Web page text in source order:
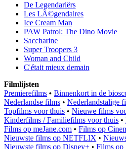
De Legendariërs
Les LÃ©gendaires
Ice Cream Man
PAW Patrol: The Dino Movie
Saccharine
Super Troopers 3
Woman and Child
C'était mieux demain
Filmlijsten
Premierefilms • Binnenkort in de
Nederlandse films • Nederlandstalige
Topfilms voor thuis • Nieuwe films
Kinderfilms / Familiefilms voor thuis •
Films op meJane.com • Films op
Nieuwste films op NETFLIX •
Nieuwste films op Disney+ • Films op